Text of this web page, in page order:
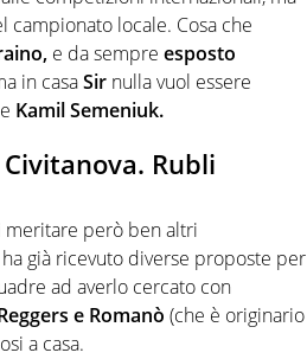
locale. Cosa che
e da sempre esposto
in casaSir nulla vuol essere
Kamil Semeniuk.
Rubli
meritare però ben altri
già ricevuto diverse proposte per
ad averlo cercato con
e Romanò (che è originario
a casa.